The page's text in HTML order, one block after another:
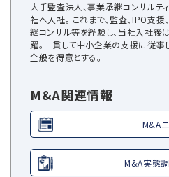
大手監査法人、事業承継コンサルテ
社へ入社。 これまで、監査、IPO支
継コンサル等を経験し、当社入社後
躍。一貫して中小企業の支援に従事
全般を得意とする。
M&A関連情報
M&A
M&A実態